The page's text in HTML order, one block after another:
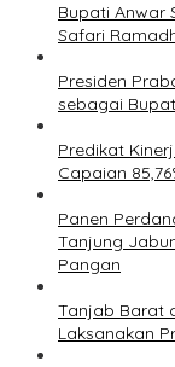
Bupati Anwar
Safari
Presiden
sebagai
Predikat
Capaian
Panen
Tanjung
Pangan
Tanjab Barat
Laksanakan